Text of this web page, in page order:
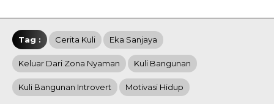
Tag : Cerita Kuli Eka Sanjaya
Keluar Dari Zona Nyaman Kuli Bangunan
Kuli Bangunan Introvert Motivasi Hidup